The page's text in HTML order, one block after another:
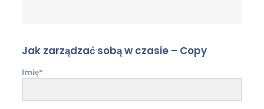
Jak zarządzać sobą w czasie – Copy
Imię*